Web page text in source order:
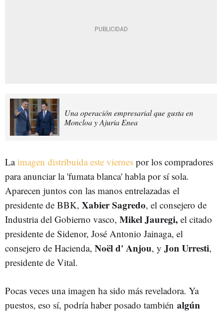
Una operación empresarial que gusta en
Moncloa y Ajuria Enea
Laimagen distribuida este viernes por los compradores
para anunciar la 'fumata blanca' habla por sí sola.
Aparecen juntos con las manos entrelazadas el
presidente de BBK, Xabier Sagredo, el consejero de
Industria del Gobierno vasco, Mikel Jauregi, el citado
presidente de Sidenor, José Antonio Jainaga, el
consejero de Hacienda, Noël d' Anjou, y Jon Urresti,
presidente de Vital.
Pocas veces una imagen ha sido más reveladora. Ya
puestos, eso sí, podría haber posado también algún